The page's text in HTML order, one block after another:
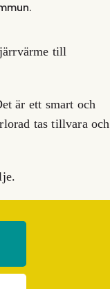
till
är ett smart och
tas tillvara och